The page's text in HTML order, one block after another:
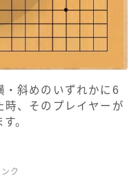
・斜めのいずれかに6
時、そのプレイヤーが
。
ク